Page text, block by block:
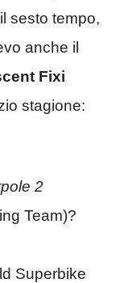
sesto tempo,
anche il
Fixi
stagione:
2
Team)?
Superbike